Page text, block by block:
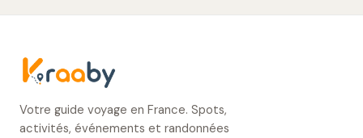
Votre guide voyage en France. Spots,
activités, événements et randonnées